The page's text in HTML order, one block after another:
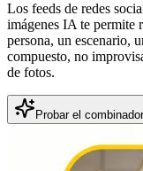
Los feeds de redes
imágenes IA te permite
persona, un escenario,
compuesto, no
de fotos.
Probar el